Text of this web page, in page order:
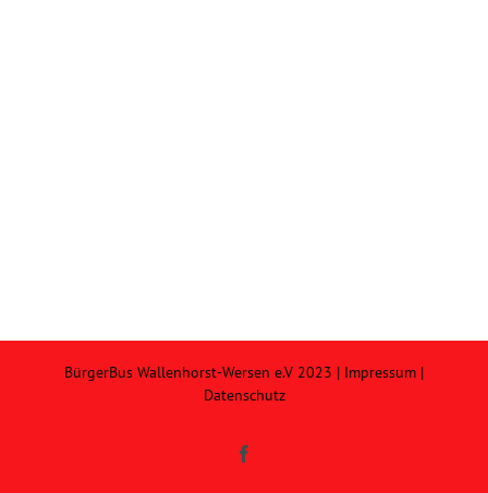
BürgerBus Wallenhorst-Wersen e.V 2023 | Impressum |
Datenschutz